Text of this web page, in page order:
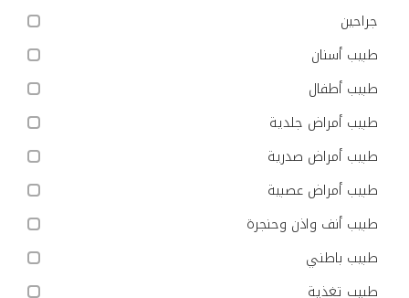
جراحين
طبيب أسنان
طبيب أطفال
طبيب أمراض جلدية
طبيب أمراض صدرية
طبيب أمراض عصبية
طبيب أنف واذن وحنجرة
طبيب باطني
طبيب تغذية